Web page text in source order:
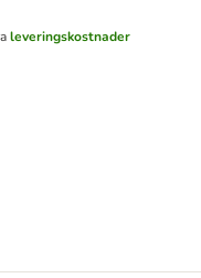
leveringskostnader